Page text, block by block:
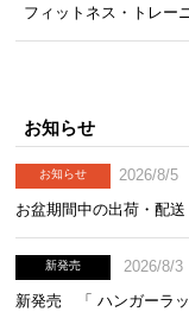
フィットネス・トレー
お知らせ
お知らせ
2026/8/5
お盆期間中の出荷・配
新発売
2026/8/3
新発売 「 ハンガーラッ